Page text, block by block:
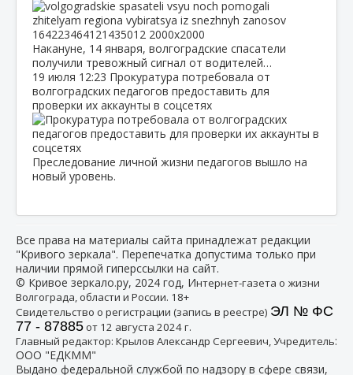
Накануне, 14 января, волгоградские спасатели
получили тревожный сигнал от водителей…
19 июля 12:23 Прокуратура потребовала от
волгоградских педагогов предоставить для
проверки их аккаунты в соцсетях
Преследование личной жизни педагогов вышло на
новый уровень.
Все права на материалы сайта принадлежат редакции
"Кривого зеркала". Перепечатка допустима только при
наличии прямой гиперссылки на сайт.
© Кривое зеркало.ру, 2024 год, Интернет-газета о жизни
Волгограда, области и России. 18+
Свидетельство о регистрации (запись в реестре) ЭЛ № ФС
77 - 87885от 12 августа 2024 г.
Главный редактор: Крылов Александр Сергеевич, Учредитель:
ООО "ЕДКММ"
Выдано федеральной службой по надзору в сфере связи,